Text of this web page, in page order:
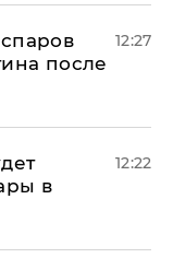
после
12:27
в
12:22